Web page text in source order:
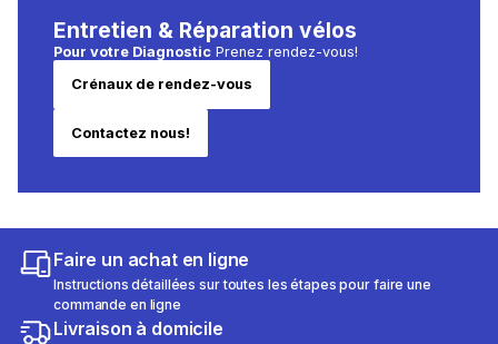
Entretien & Réparation vélos
Pour votre Diagnostic Prenez rendez-vous!
Crénaux de rendez-vous
Contactez nous!
Faire un achat en ligne
Instructions détaillées sur toutes les étapes pour faire une
commande en ligne
Livraison à domicile